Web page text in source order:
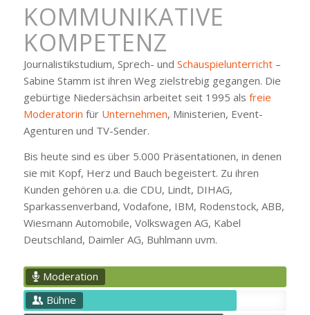
KOMMUNIKATIVE
KOMPETENZ
Journalistikstudium, Sprech- und Schauspielunterricht–
Sabine Stamm ist ihren Weg zielstrebig gegangen. Die
gebürtige Niedersächsin arbeitet seit 1995 als freie
Moderatorin für Unternehmen, Ministerien, Event-
Agenturen und TV-Sender.
Bis heute sind es über 5.000 Präsentationen, in denen
sie mit Kopf, Herz und Bauch begeistert. Zu ihren
Kunden gehören u.a. die CDU, Lindt, DIHAG,
Sparkassenverband, Vodafone, IBM, Rodenstock, ABB,
Wiesmann Automobile, Volkswagen AG, Kabel
Deutschland, Daimler AG, Buhlmann uvm.
Moderation
Bühne